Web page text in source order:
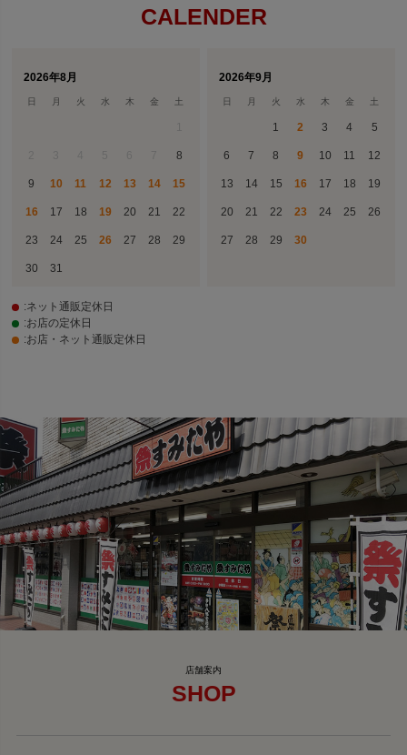
CALENDER
2026年8月
日 月 火 水 木 金 土
8
9 10 11 12 13 14 15
16 17 18 19 20 21 22
23 24 25 26 27 28 29
30 31
2026年9月
日 月 火 水 木 金 土
1 2 3 4 5
6 7 8 9 10 11 12
13 14 15 16 17 18 19
20 21 22 23 24 25 26
27 28 29 30
:ネット通販定休日
:お店の定休日
:お店・ネット通販定休日
SHOP